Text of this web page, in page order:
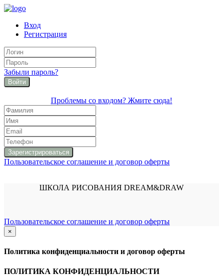
Вход
Регистрация
Забыли пароль?
Войти
Проблемы со входом? Жмите сюда!
Пользовательское соглашение и договор оферты
ШКОЛА РИСОВАНИЯ DREAM&DRAW
Пользовательское соглашение и договор оферты
×
закрыть
Политика конфиденциальности и договор оферты
ПОЛИТИКА КОНФИДЕНЦИАЛЬНОСТИ